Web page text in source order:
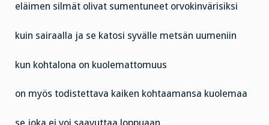
eläimen silmät olivat sumentuneet orvokinvärisiksi
kuin sairaalla ja se katosi syvälle metsän uumeniin
kun kohtalona on kuolemattomuus
on myös todistettava kaiken kohtaamansa kuolemaa